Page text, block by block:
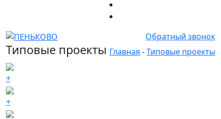
Обратный звонок
Типовые проекты Главная -Типовые проекты
+
+